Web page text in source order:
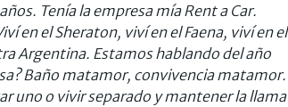
Tenía la empresa mía Rent a Car.
en el Sheraton, viví en el Faena, viví en el
Argentina. Estamos hablando del año
Baño matamor, convivencia matamor.
uno o vivir separado y mantener la llama